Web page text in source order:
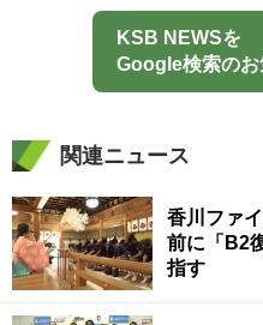
KSB NEWSを
Google検索の
関連ニュース
香川ファ
前に「B2
指す